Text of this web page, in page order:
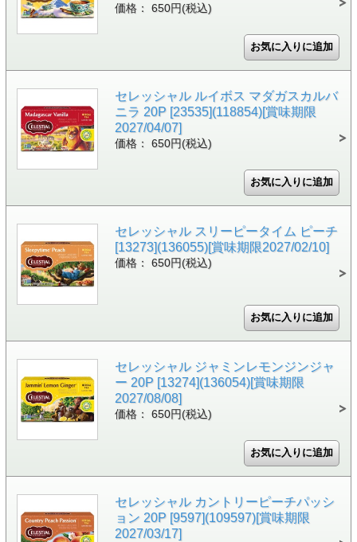
価格： 650円(税込)
セレッシャル ルイボス マダガスカルバ
ニラ 20P [23535](118854)[賞味期限
2027/04/07]
価格： 650円(税込)
セレッシャル スリーピータイム ピーチ
[13273](136055)[賞味期限2027/02/10]
価格： 650円(税込)
セレッシャル ジャミンレモンジンジャ
ー 20P [13274](136054)[賞味期限
2027/08/08]
価格： 650円(税込)
セレッシャル カントリーピーチパッシ
ョン 20P [9597](109597)[賞味期限
2027/03/17]